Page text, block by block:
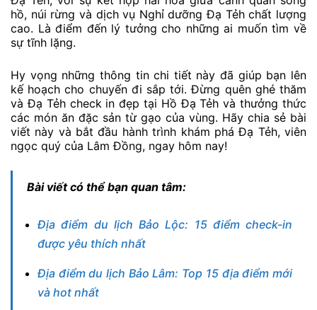
hồ, núi rừng và dịch vụ Nghỉ dưỡng Đạ Tẻh chất lượng
cao. Là điểm đến lý tưởng cho những ai muốn tìm về
sự tĩnh lặng.
Hy vọng những thông tin chi tiết này đã giúp bạn lên
kế hoạch cho chuyến đi sắp tới. Đừng quên ghé thăm
và Đạ Tẻh check in đẹp tại Hồ Đạ Tẻh và thưởng thức
các món ăn đặc sản từ gạo của vùng. Hãy chia sẻ bài
viết này và bắt đầu hành trình khám phá Đạ Tẻh, viên
ngọc quý của Lâm Đồng, ngay hôm nay!
Bài viết có thể bạn quan tâm:
Địa điểm du lịch Bảo Lộc: 15 điểm check-in
được yêu thích nhất
Địa điểm du lịch Bảo Lâm: Top 15 địa điểm mới
và hot nhất